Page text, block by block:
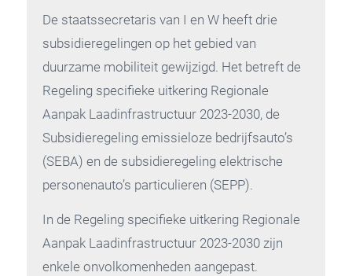
De staatssecretaris van I en W heeft drie
subsidieregelingen op het gebied van
duurzame mobiliteit gewijzigd. Het betreft de
Regeling specifieke uitkering Regionale
Aanpak Laadinfrastructuur 2023-2030, de
Subsidieregeling emissieloze bedrijfsauto’s
(SEBA) en de subsidieregeling elektrische
personenauto’s particulieren (SEPP).
In de Regeling specifieke uitkering Regionale
Aanpak Laadinfrastructuur 2023-2030 zijn
enkele onvolkomenheden aangepast.